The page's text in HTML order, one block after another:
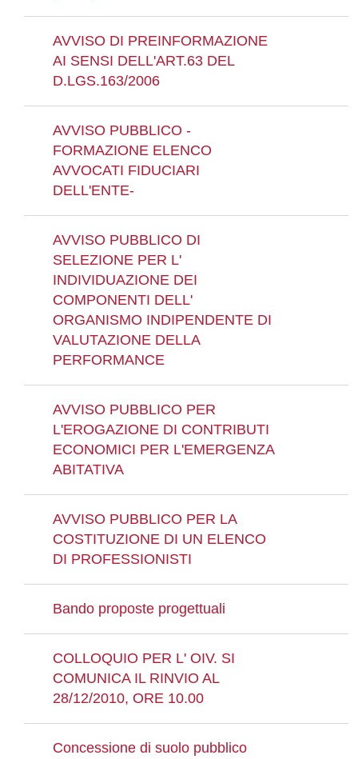
AVVISO DI PREINFORMAZIONE
AI SENSI DELL'ART.63 DEL
D.LGS.163/2006
AVVISO PUBBLICO -
FORMAZIONE ELENCO
AVVOCATI FIDUCIARI
DELL'ENTE-
AVVISO PUBBLICO DI
SELEZIONE PER L'
INDIVIDUAZIONE DEI
COMPONENTI DELL'
ORGANISMO INDIPENDENTE DI
VALUTAZIONE DELLA
PERFORMANCE
AVVISO PUBBLICO PER
L'EROGAZIONE DI CONTRIBUTI
ECONOMICI PER L'EMERGENZA
ABITATIVA
AVVISO PUBBLICO PER LA
COSTITUZIONE DI UN ELENCO
DI PROFESSIONISTI
Bando proposte progettuali
COLLOQUIO PER L' OIV. SI
COMUNICA IL RINVIO AL
28/12/2010, ORE 10.00
Concessione di suolo pubblico